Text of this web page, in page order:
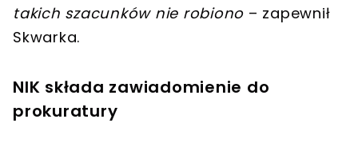
takich szacunków nie robiono – zapewnił
Skwarka.
NIK składa zawiadomienie do
prokuratury